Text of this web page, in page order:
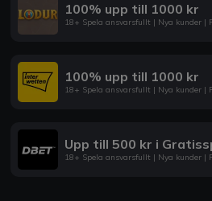
100% upp till 1000 kr
18+ Spela ansvarsfullt | Nya kunder |
100% upp till 1000 kr
18+ Spela ansvarsfullt | Nya kunder |
Upp till 500 kr i
18+ Spela ansvarsfullt | Nya kunder |